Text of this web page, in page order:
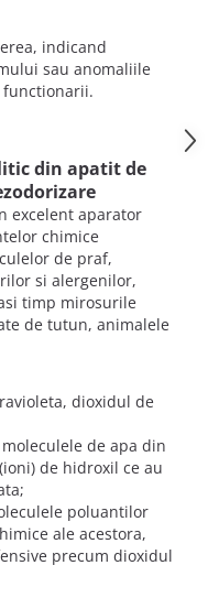
indicand
sau anomaliile
din apatit de
excelent aparator
chimice
de praf,
si alergenilor,
timp mirosurile
de tutun, animalele
dioxidul de
de apa din
de hidroxil ce au
poluantilor
ale acestora,
precum dioxidul